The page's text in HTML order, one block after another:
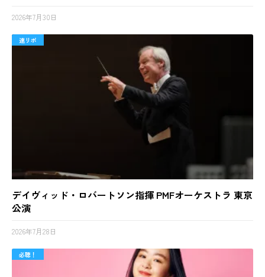
2026年7月30日
速リポ
デイヴィッド・ロバートソン指揮 PMFオーケストラ 東京
公演
2026年7月28日
必聴！